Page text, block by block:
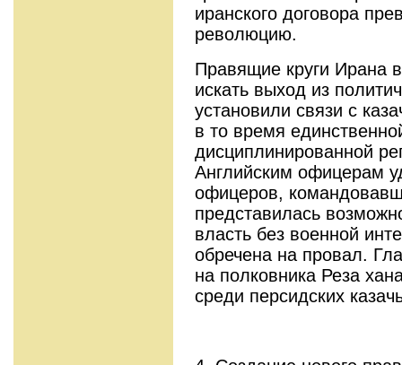
иранского договора
революцию.
Правящие круги Ирана
искать выход из
установили связи с
в то время
дисциплинированной
Английским офицерам
офицеров,
представилась
власть без военной
обречена на провал.
на полковника Реза
среди персидских